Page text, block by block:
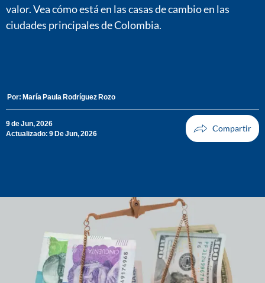
valor. Vea cómo está en las casas de cambio en las
ciudades principales de Colombia.
Por: María Paula Rodríguez Rozo
9 de Jun, 2026
Actualizado: 9 De Jun, 2026